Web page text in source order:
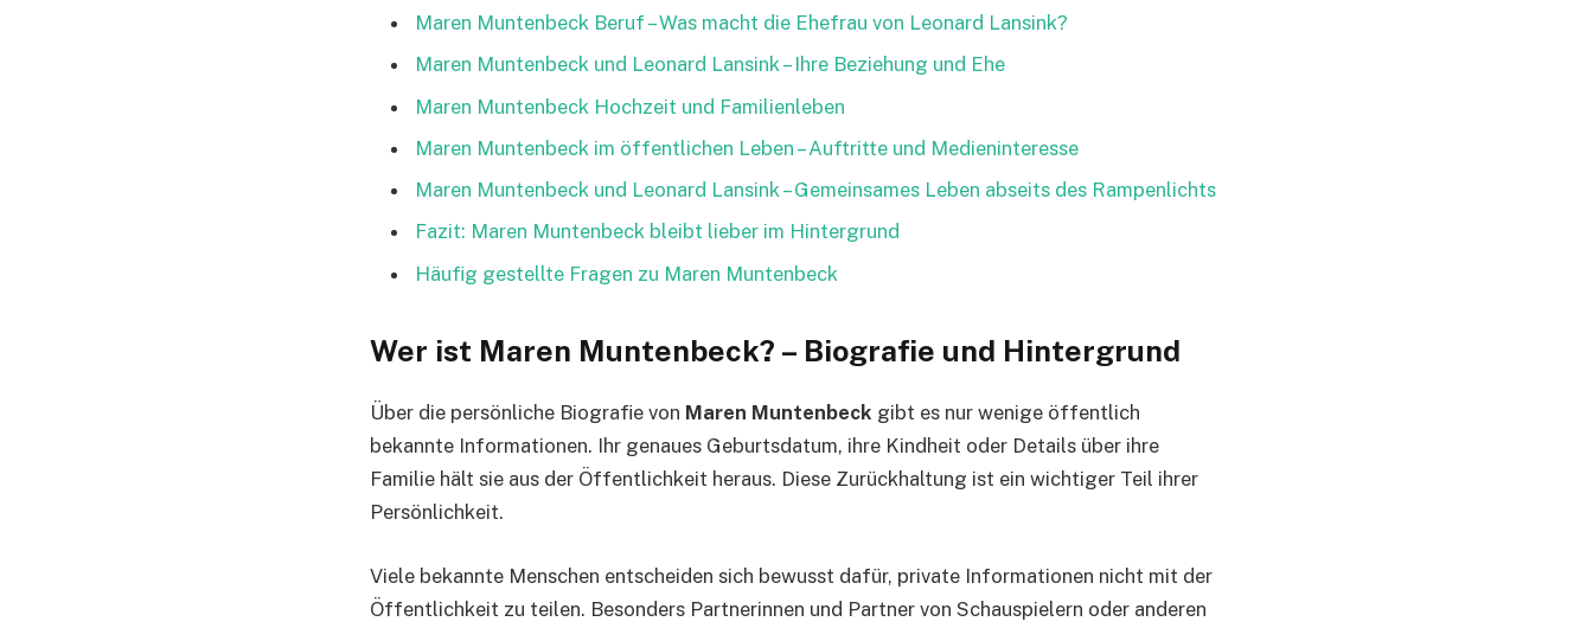
Maren Muntenbeck Beruf – Was macht die Ehefrau von Leonard Lansink?
Maren Muntenbeck und Leonard Lansink – Ihre Beziehung und Ehe
Maren Muntenbeck Hochzeit und Familienleben
Maren Muntenbeck im öffentlichen Leben – Auftritte und Medieninteresse
Maren Muntenbeck und Leonard Lansink – Gemeinsames Leben abseits des Rampenlichts
Fazit: Maren Muntenbeck bleibt lieber im Hintergrund
Häufig gestellte Fragen zu Maren Muntenbeck
Wer ist Maren Muntenbeck? – Biografie und Hintergrund
Über die persönliche Biografie von Maren Muntenbeck gibt es nur wenige öffentlich
bekannte Informationen. Ihr genaues Geburtsdatum, ihre Kindheit oder Details über ihre
Familie hält sie aus der Öffentlichkeit heraus. Diese Zurückhaltung ist ein wichtiger Teil ihrer
Persönlichkeit.
Viele bekannte Menschen entscheiden sich bewusst dafür, private Informationen nicht mit der
Öffentlichkeit zu teilen. Besonders Partnerinnen und Partner von Schauspielern oder anderen